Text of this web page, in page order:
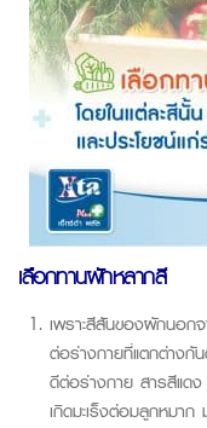
เลือกทานผักหลากสี
เพราะสีสันของผักนอกจ
ต่อร่างกายที่แตกต่าง
ดีต่อร่างกาย สารสีแดง
เกิดมะเร็งต่อมลูกหมาก